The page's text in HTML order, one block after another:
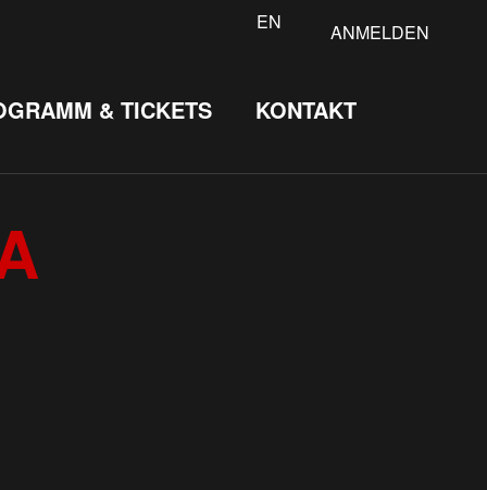
EN ANMELDEN
& TICKETS KONTAKT